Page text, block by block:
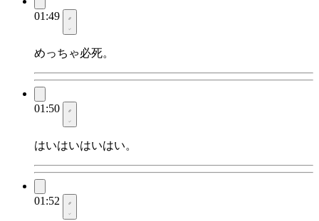
01:49
めっちゃ必死。
01:50
はいはいはいはい。
01:52